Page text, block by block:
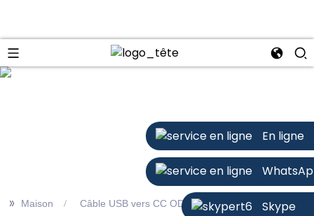
En ligne
Skype
>> Maison Câble USB vers CC ODM 5 V